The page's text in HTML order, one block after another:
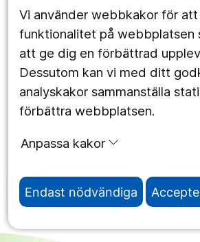
Vi använder webbkakor för
funktionalitet på webbplatsen
att ge dig en förbättrad
Dessutom kan vi med ditt
analyskakor sammanställa
förbättra webbplatsen.
Anpassa kakor
Endast nödvändiga
Vårdgivare
Följ oss
Facebook